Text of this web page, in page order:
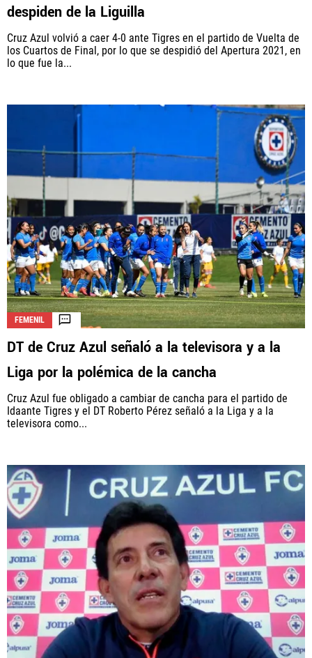
puede dar lugar a un pago aVamos Azul
cómo y dónde aparecen los operadores de juego en la página y en el
orden en que aparecen, pero no influye en nuestras evaluaciones.
despiden de la Liguilla
Cruz Azul volvió a caer 4-0 ante Tigres en el partido de Vuelta de
los Cuartos de Final, por lo que se despidió del Apertura 2021, en
lo que fue la...
FEMENIL
DT de Cruz Azul señaló a la televisora y a la
Liga por la polémica de la cancha
Cruz Azul fue obligado a cambiar de cancha para el partido de
Idaante Tigres y el DT Roberto Pérez señaló a la Liga y a la
televisora como...